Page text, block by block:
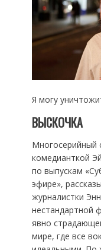
Я могу
ВЫСКОЧКА
Многосерийный
комедианткой
по выпускам
эфире»,
журналистки
нестандартной
явно
мире, где все